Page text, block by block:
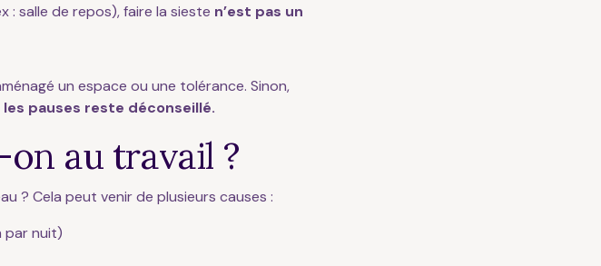
: salle de repos), faire la sieste n’est pas un
un espace ou une tolérance. Sinon,
pauses reste déconseillé.
au travail ?
? Cela peut venir de plusieurs causes :
par nuit)